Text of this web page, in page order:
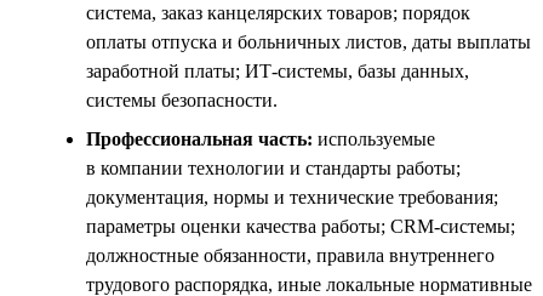
система, заказ канцелярских товаров; порядок
оплаты отпуска и больничных листов, даты выплаты
заработной платы; ИТ-системы, базы данных,
системы безопасности.
Профессиональная часть: используемые
в компании технологии и стандарты работы;
документация, нормы и технические требования;
параметры оценки качества работы; CRM-системы;
должностные обязанности, правила внутреннего
трудового распорядка, иные локальные нормативные